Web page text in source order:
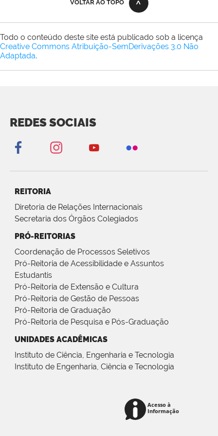
VOLTAR AO TOPO
Todo o conteúdo deste site está publicado sob a licença
Creative Commons Atribuição-SemDerivações 3.0 Não
Adaptada.
REDES SOCIAIS
REITORIA
Diretoria de Relações Internacionais
Secretaria dos Órgãos Colegiados
PRÓ-REITORIAS
Coordenação de Processos Seletivos
Pró-Reitoria de Acessibilidade e Assuntos
Estudantis
Pró-Reitoria de Extensão e Cultura
Pró-Reitoria de Gestão de Pessoas
Pró-Reitoria de Graduação
Pró-Reitoria de Pesquisa e Pós-Graduação
UNIDADES ACADÊMICAS
Instituto de Ciência, Engenharia e Tecnologia
Instituto de Engenharia, Ciência e Tecnologia